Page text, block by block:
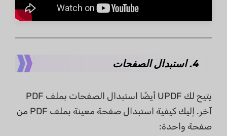
4. استبدال الصفحات
يتيح لك UPDF أيضًا استبدال الصفحات بملف PDF
آخر. إليك كيفية استبدال صفحة معينة بملف PDF من
صفحة واحدة: